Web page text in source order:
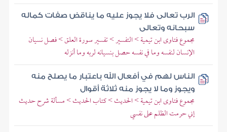
الرب تعالى فلا يجوز عليه ما يناقض صفات كماله
سبحانه وتعالى
مجموع فتاوى ابن تيمية > التفسير > تفسير سورة العلق > فصل نسيان
الإنسان لنفسه وما في نفسه حصل بنسيانه لربه وما أنزله
الناس لهم في أفعال الله باعتبار ما يصلح منه
ويجوز وما لا يجوز منه ثلاثة أقوال
مجموع فتاوى ابن تيمية > الحديث > كتاب الحديث > مسألة شرح حديث
إني حرمت الظلم على نفسي